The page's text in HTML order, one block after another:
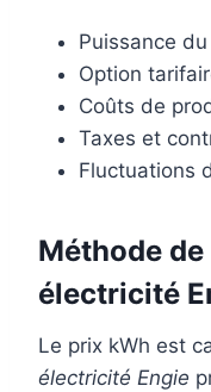
Puissance
Option
Coûts de
Taxes et
Fluctuations
Méthode
électricité
Le prix kWh est
électricité Engie